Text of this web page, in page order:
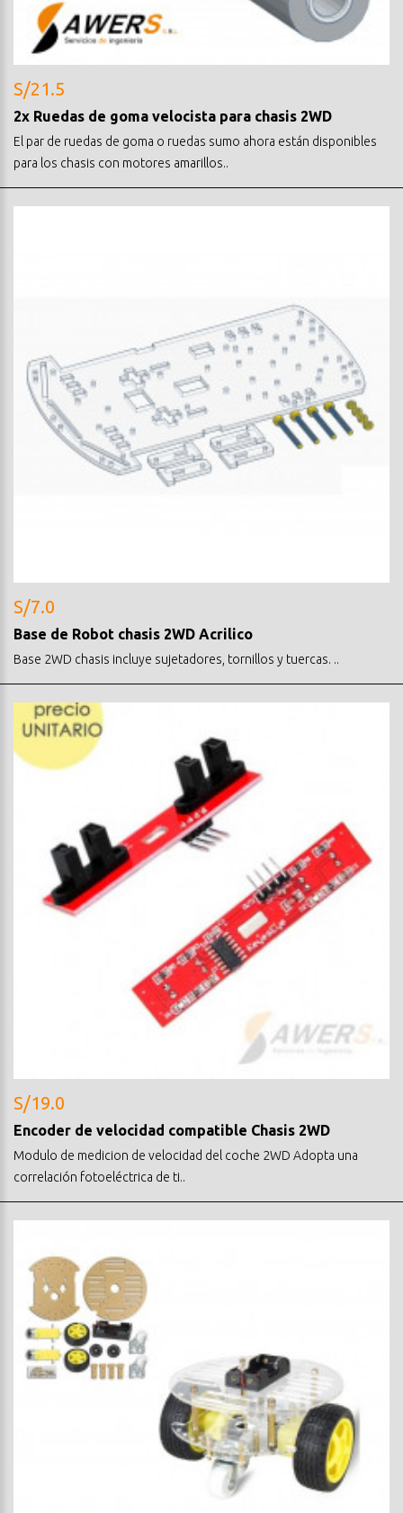
S/21.5
2x Ruedas de goma velocista para chasis 2WD
El par de ruedas de goma o ruedas sumo ahora están disponibles
para los chasis con motores amarillos..
S/7.0
Base de Robot chasis 2WD Acrilico
Base 2WD chasis incluye sujetadores, tornillos y tuercas. ..
S/19.0
Encoder de velocidad compatible Chasis 2WD
Modulo de medicion de velocidad del coche 2WD Adopta una
correlación fotoeléctrica de ti..